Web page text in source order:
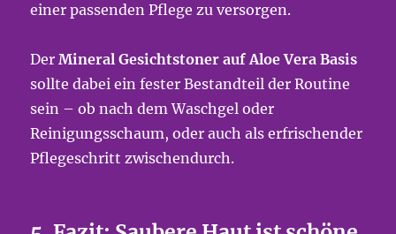
einer passenden Pflege zu versorgen.
DerMineral Gesichtstoner auf Aloe Vera Basis
sollte dabei ein fester Bestandteil der Routine
sein – ob nach dem Waschgel oder
Reinigungsschaum, oder auch als erfrischender
Pflegeschritt zwischendurch.